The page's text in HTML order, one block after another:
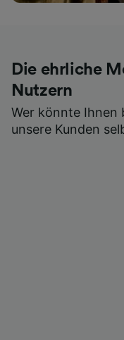
Die ehrliche
Nutzern
Wer könnte Ihnen
unsere Kunden